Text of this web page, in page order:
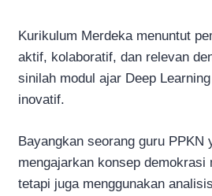
Kurikulum Merdeka menuntut
aktif, kolaboratif, dan relevan
sinilah modul ajar Deep
inovatif.
Bayangkan seorang guru PPKN
mengajarkan konsep demokrasi
tetapi juga menggunakan